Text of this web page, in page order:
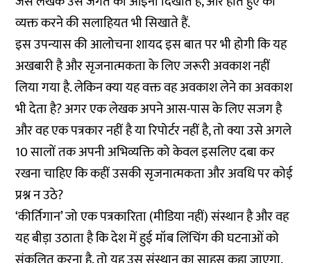
व्यक्त करने की सलाहियत भी सिखाते हैं.
इस उपन्यास की आलोचना शायद इस बात पर भी होगी कि यह
अखबारी है और सृजनात्मकता के लिए जरूरी अवकाश नहीं
लिया गया है. लेकिन क्या यह वक्त वह अवकाश लेने का अवकाश
भी देता है? अगर एक लेखक अपने आस-पास के लिए सजग है
और वह एक पत्रकार नहीं है या रिपोर्टर नहीं है, तो क्या उसे अगले
10 सालों तक अपनी अभिव्यक्ति को केवल इसलिए दबा कर
रखना चाहिए कि कहीं उसकी सृजनात्मकता और अवधि पर कोई
प्रश्न न उठे?
‘कीर्तिगान’ जो एक पत्रकारिता (मीडिया नहीं) संस्थान है और वह
यह बीड़ा उठाता है कि देश में हुई मॉब लिंचिंग की घटनाओं को